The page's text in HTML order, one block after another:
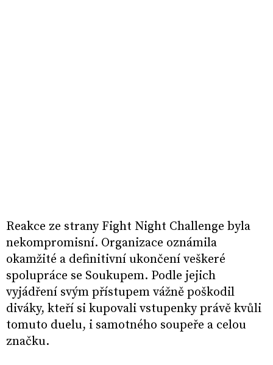
Reakce ze strany Fight Night Challenge byla
nekompromisní. Organizace oznámila
okamžité a definitivní ukončení veškeré
spolupráce se Soukupem. Podle jejich
vyjádření svým přístupem vážně poškodil
diváky, kteří si kupovali vstupenky právě kvůli
tomuto duelu, i samotného soupeře a celou
značku.